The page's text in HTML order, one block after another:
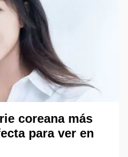
coreana más
para ver en